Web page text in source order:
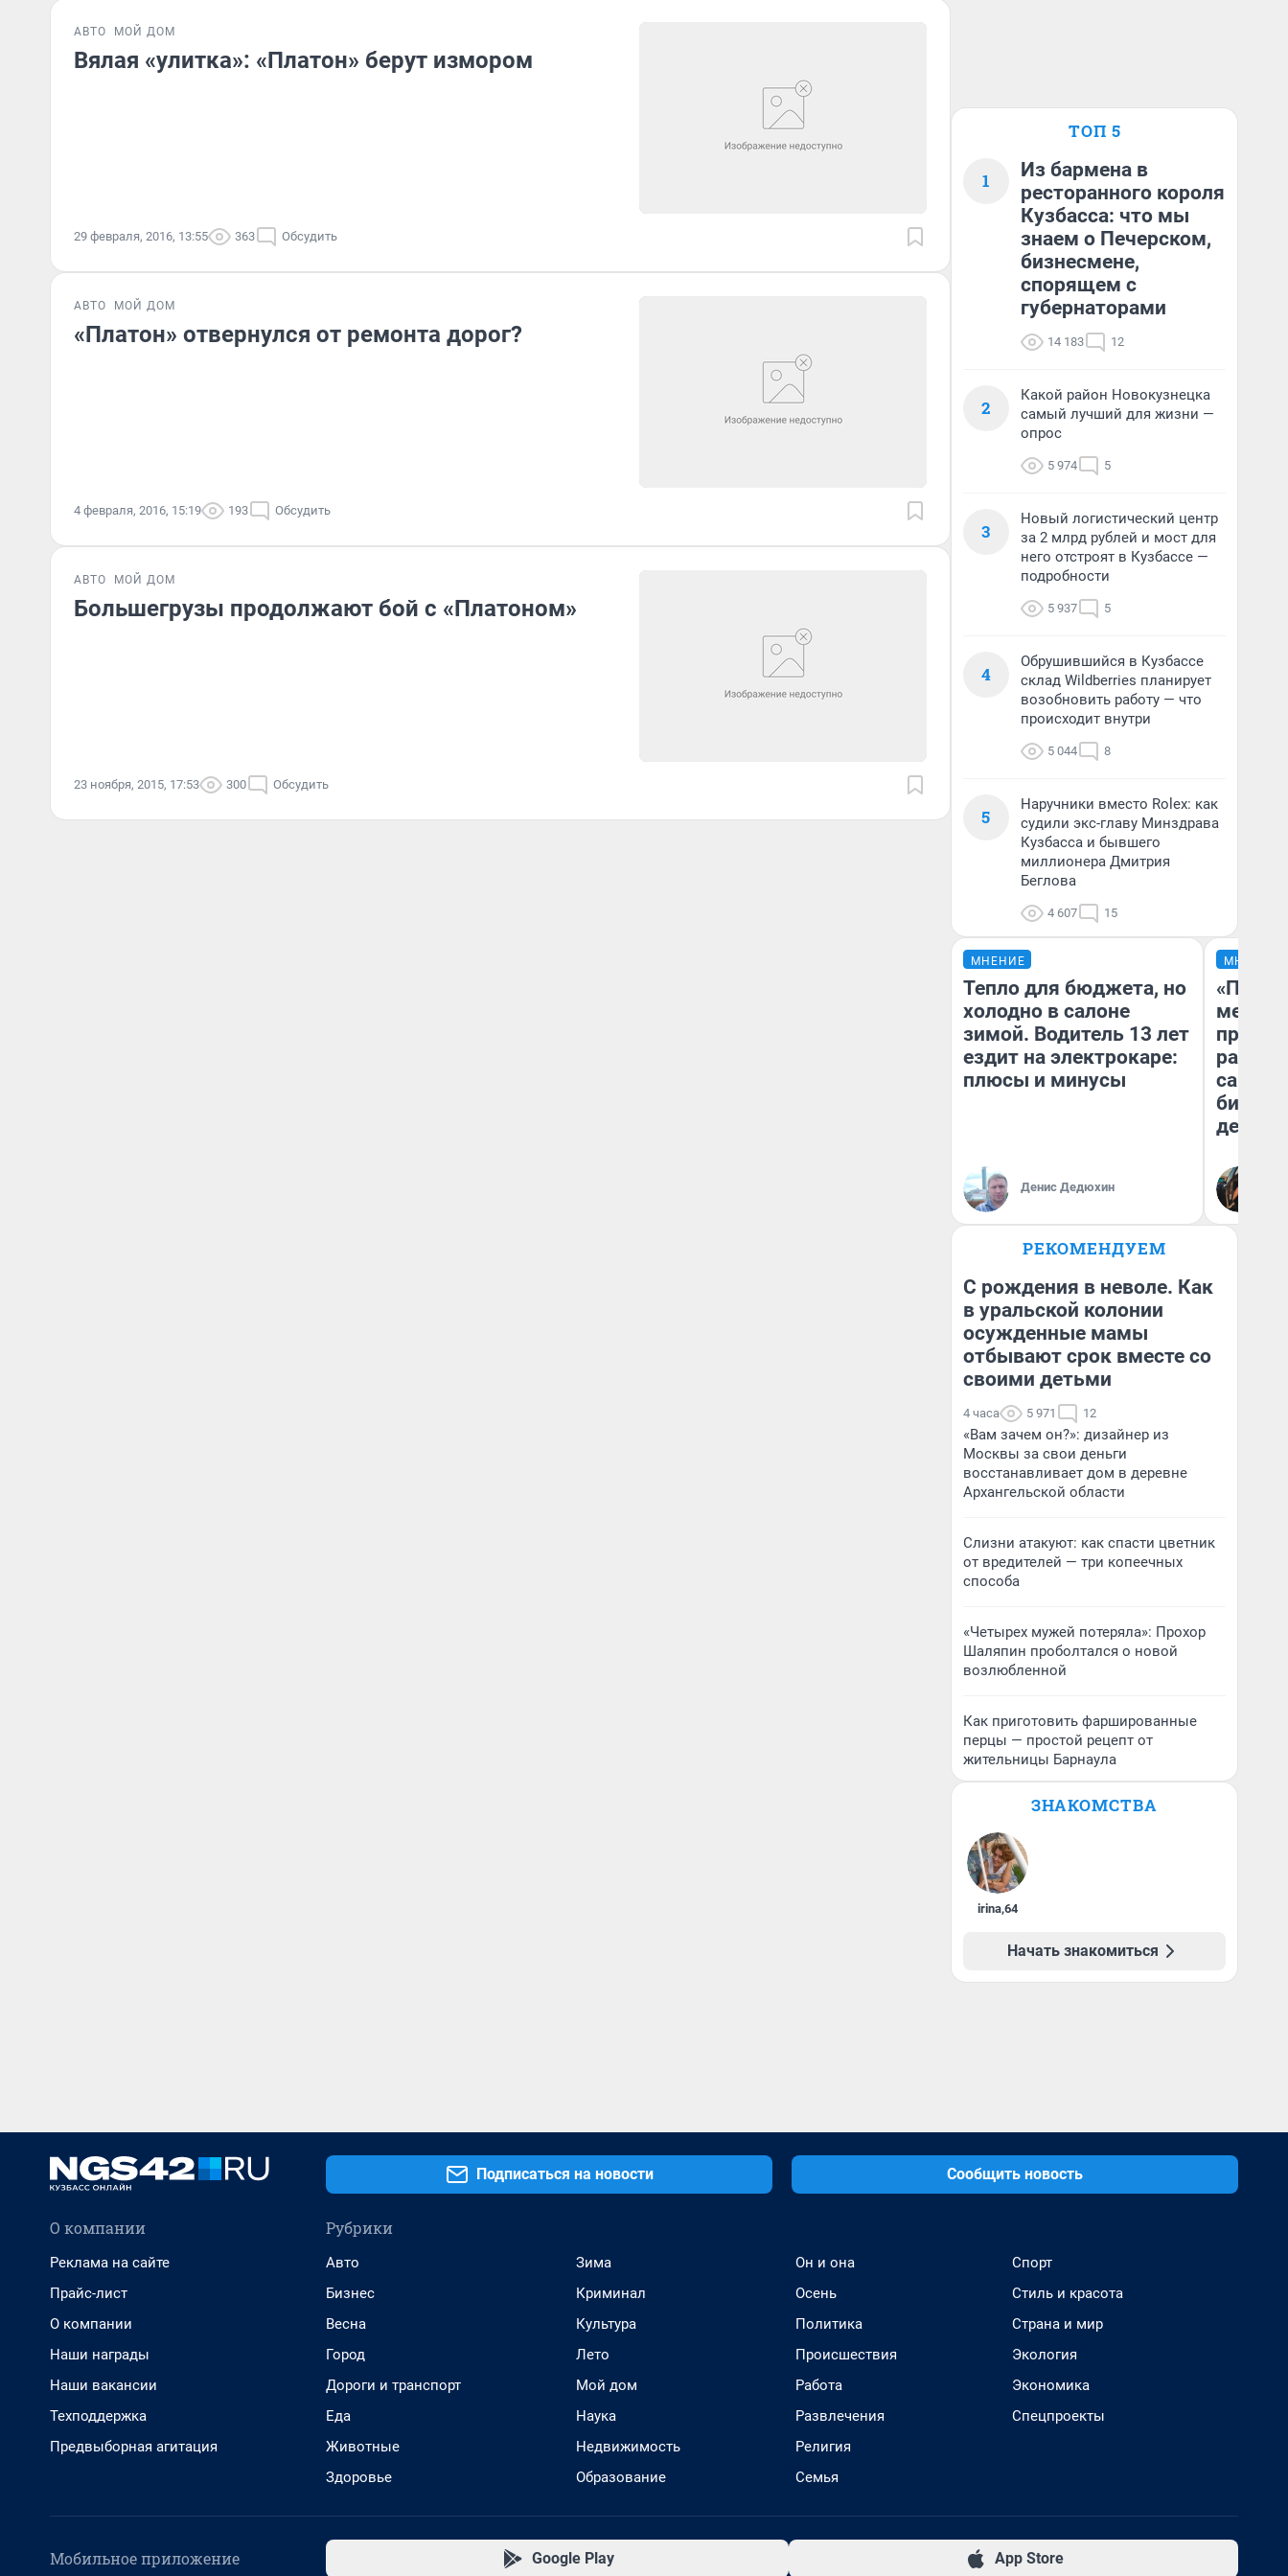
АВТО МОЙ ДОМ
Вялая «улитка»: «Платон» берут измором
29 февраля, 2016, 13:55 363 Обсудить
АВТО МОЙ ДОМ
«Платон» отвернулся от ремонта дорог?
4 февраля, 2016, 15:19 193 Обсудить
АВТО МОЙ ДОМ
Большегрузы продолжают бой с «Платоном»
23 ноября, 2015, 17:53 300 Обсудить
ТОП 5
1
Из бармена в
ресторанного короля
Кузбасса: что мы
знаем о Печерском,
бизнесмене,
спорящем с
губернаторами
14 183 12
2
Какой район Новокузнецка
самый лучший для жизни —
опрос
5 974 5
3
Новый логистический центр
за 2 млрд рублей и мост для
него отстроят в Кузбассе —
подробности
5 937 5
4
Обрушившийся в Кузбассе
склад Wildberries планирует
возобновить работу — что
происходит внутри
5 044 8
5
Наручники вместо Rolex: как
судили экс-главу Минздрава
Кузбасса и бывшего
миллионера Дмитрия
Беглова
4 607 15
МНЕНИЕ
Тепло для бюджета, но
холодно в салоне
зимой. Водитель 13 лет
ездит на электрокаре:
плюсы и минусы
Денис Дедюхин
МНЕНИЕ
самом
РЕКОМЕНДУЕМ
С рождения в неволе. Как
в уральской колонии
осужденные мамы
отбывают срок вместе со
своими детьми
4 часа 5 971 12
«Вам зачем он?»: дизайнер из
Москвы за свои деньги
восстанавливает дом в деревне
Архангельской области
Слизни атакуют: как спасти цветник
от вредителей — три копеечных
способа
«Четырех мужей потеряла»: Прохор
Шаляпин проболтался о новой
возлюбленной
Как приготовить фаршированные
перцы — простой рецепт от
жительницы Барнаула
ЗНАКОМСТВА
irina,64
Начать знакомиться
Подписаться на новости Сообщить новость
О компании
Реклама на сайте
Прайс-лист
О компании
Наши награды
Наши вакансии
Техподдержка
Предвыборная агитация
Рубрики
Авто
Бизнес
Весна
Город
Дороги и транспорт
Еда
Животные
Здоровье
Зима
Криминал
Культура
Лето
Мой дом
Наука
Недвижимость
Образование
Он и она
Осень
Политика
Происшествия
Работа
Развлечения
Религия
Семья
Спорт
Стиль и красота
Страна и мир
Экология
Экономика
Спецпроекты
Мобильное приложение Google Play App Store